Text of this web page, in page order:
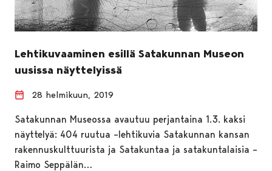
Lehtikuvaaminen esillä Satakunnan Museon
uusissa näyttelyissä
28 helmikuun, 2019
Satakunnan Museossa avautuu perjantaina 1.3. kaksi
näyttelyä: 404 ruutua –lehtikuvia Satakunnan kansan
rakennuskulttuurista ja Satakuntaa ja satakuntalaisia –
Raimo Seppälän…